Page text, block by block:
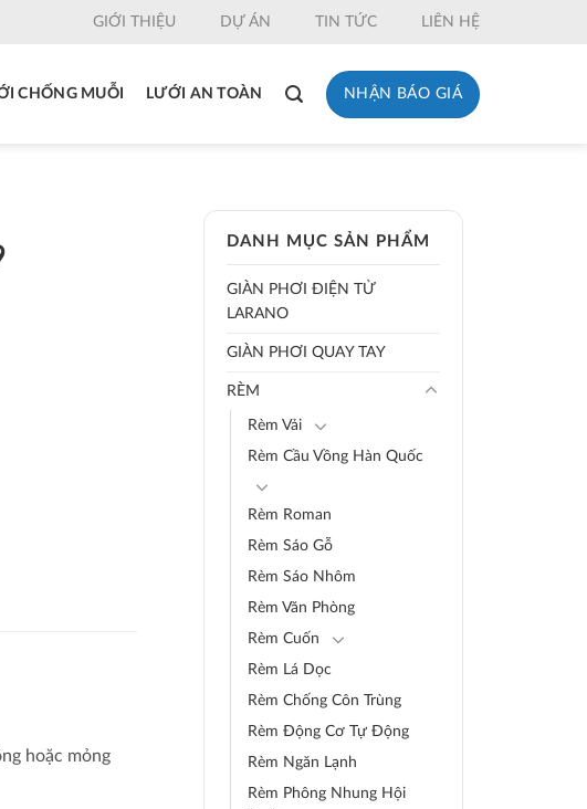
GIỚI THIỆU DỰ ÁN TIN TỨC LIÊN HỆ
CHỐNG MUỖI LƯỚI AN TOÀN NHẬN BÁO GIÁ
DANH MỤC SẢN PHẨM
GIÀN PHƠI ĐIỆN TỬ
LARANO
GIÀN PHƠI QUAY TAY
RÈM
Rèm Vải
Rèm Cầu Vồng Hàn Quốc
Rèm Roman
Rèm Sáo Gỗ
Rèm Sáo Nhôm
Rèm Văn Phòng
Rèm Cuốn
Rèm Lá Dọc
Rèm Chống Côn Trùng
Rèm Động Cơ Tự Động
Rèm Ngăn Lạnh
Rèm Phông Nhung Hội
hoặc mỏng